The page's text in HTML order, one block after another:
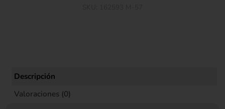
Descripción
Valoraciones (0)